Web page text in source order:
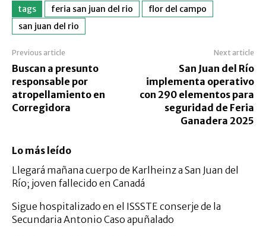
tags feria san juan del rio
flor del campo
san juan del rio
Previous article
Buscan a presunto
responsable por
atropellamiento en
Corregidora
Next article
San Juan del Río
implementa operativo
con 290 elementos para
seguridad de Feria
Ganadera 2025
Lo más leído
Llegará mañana cuerpo de Karlheinz a San Juan del
Río; joven fallecido en Canadá
Sigue hospitalizado en el ISSSTE conserje de la
Secundaria Antonio Caso apuñalado